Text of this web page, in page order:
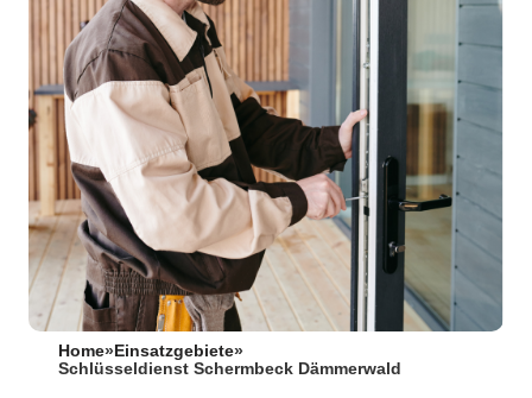
Home» Einsatzgebiete»
Schlüsseldienst Schermbeck Dämmerwald